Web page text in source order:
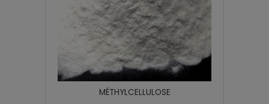
MÉTHYLCELLULOSE